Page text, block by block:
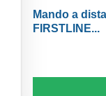
Mando a
FIRSTLINE...